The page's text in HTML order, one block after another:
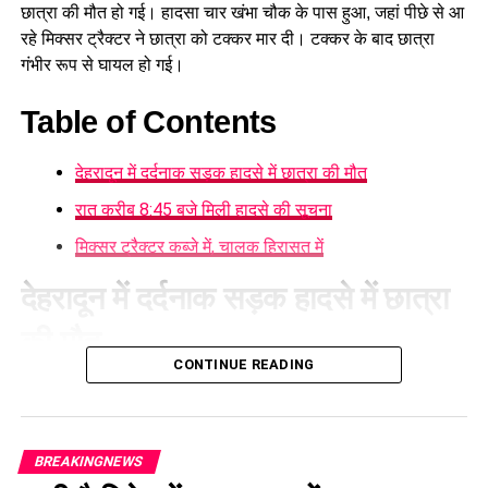
ऐसे राजनीतिक परिवार से जुड़े दिनेश कुंजवाल का कांग्रेस से अलग होकर
यूकेडी में शामिल होना स्थानीय राजनीति में चर्चा का विषय बन गया है।
खासतौर पर ऐसे समय में जब विधानसभा चुनाव में अभी कुछ समय बाकी है
छात्रा की मौत हो गई। हादसा चार खंभा चौक के पास हुआ, जहां पीछे से आ
रहे मिक्सर ट्रैक्टर ने छात्रा को टक्कर मार दी। टक्कर के बाद छात्रा
गंभीर रूप से घायल हो गई।
Table of Contents
देहरादून में दर्दनाक सड़क हादसे में छात्रा की मौत
रात करीब 8:45 बजे मिली हादसे की सूचना
मिक्सर ट्रैक्टर कब्जे में, चालक हिरासत में
देहरादून में दर्दनाक सड़क हादसे में छात्रा
की मौत
घटना की सूचना मिलने के बादक्लेमेंटटाउन थाना पुलिसमौके पर पहुंची
और घायल छात्रा को तत्काल एंबुलेंस की मदद से नजदीकी निजी अस्पताल
कर दिया।
CONTINUE READING
BREAKINGNEWS